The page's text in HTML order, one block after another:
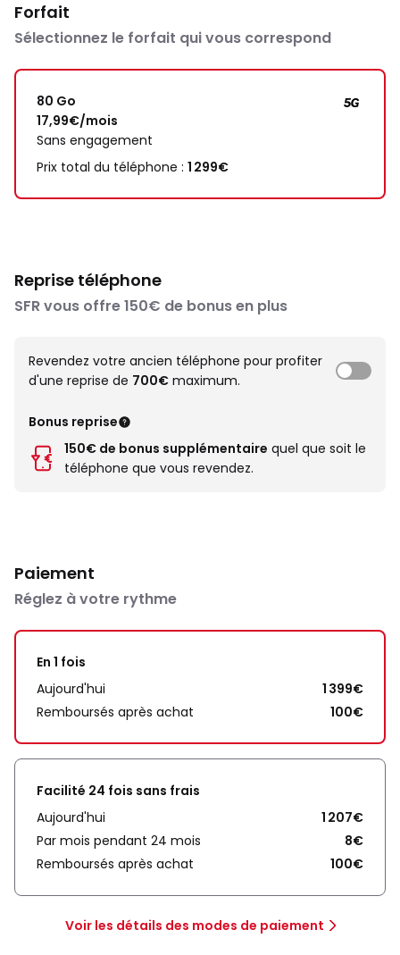
Forfait
Sélectionnez le forfait qui vous correspond
80 Go
17,99€/mois
Sans engagement
Prix total du téléphone : 1 299€
Reprise téléphone
SFR vous offre 150€ de bonus en plus
Revendez votre ancien téléphone pour profiter
d'une reprise de 700€ maximum.
Bonus reprise
150€ de bonus supplémentaire quel que soit le
téléphone que vous revendez.
Paiement
Réglez à votre rythme
En 1 fois
Aujourd'hui
1 399€
Remboursés après achat
100€
Facilité 24 fois sans frais
Aujourd'hui
1 207€
Par mois pendant 24 mois
8€
Remboursés après achat
100€
Voir les détails des modes de paiement